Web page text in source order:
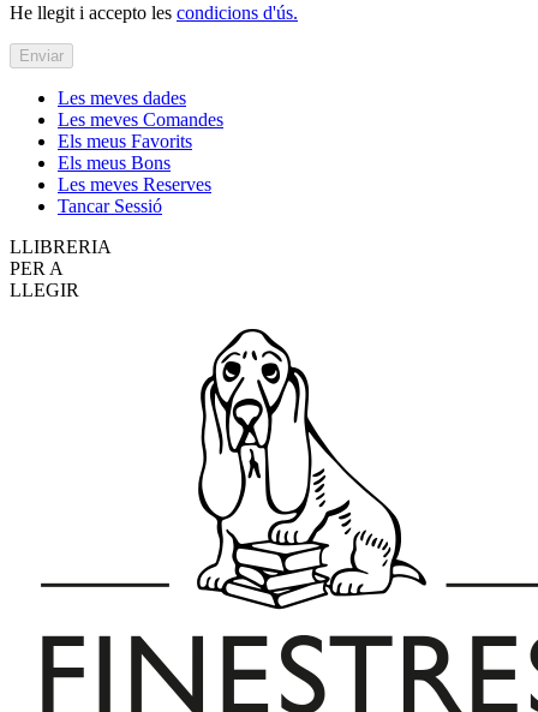
He llegit i accepto les condicions d'ús.
Les meves dades
Les meves Comandes
Els meus Favorits
Els meus Bons
Les meves Reserves
Tancar Sessió
LLIBRERIA
PER A
LLEGIR